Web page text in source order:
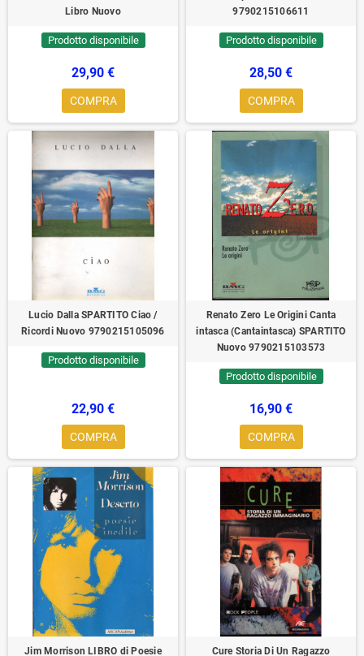
Libro Nuovo
Prodotto disponibile
29,90 €
COMPRA
9790215106611
Prodotto disponibile
28,50 €
COMPRA
Lucio Dalla SPARTITO Ciao /
Ricordi Nuovo 9790215105096
Prodotto disponibile
22,90 €
COMPRA
Renato Zero Le Origini Canta
intasca (Cantaintasca) SPARTITO
Nuovo 9790215103573
Prodotto disponibile
16,90 €
COMPRA
Jim Morrison LIBRO di Poesie Cure Storia Di Un Ragazzo